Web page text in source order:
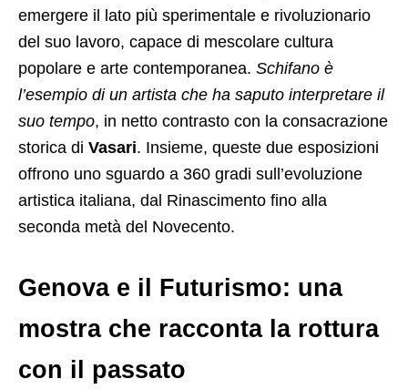
emergere il lato più sperimentale e rivoluzionario
del suo lavoro, capace di mescolare cultura
popolare e arte contemporanea. Schifano è
l’esempio di un artista che ha saputo interpretare il
suo tempo, in netto contrasto con la consacrazione
storica di Vasari. Insieme, queste due esposizioni
offrono uno sguardo a 360 gradi sull’evoluzione
artistica italiana, dal Rinascimento fino alla
seconda metà del Novecento.
Genova e il Futurismo: una
mostra che racconta la rottura
con il passato